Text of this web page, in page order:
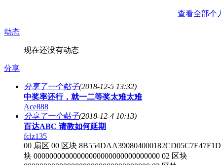
查看全部个
动态
现在还没有动态
分享
分享了一个帖子(2018-12-5 13:32)
中奖率还行，就一二等奖太难太难
Ace888
分享了一个帖子(2018-12-4 10:13)
百达ABC 请教如何延期
fclz135
00 扇区 00 区块
块 00000000000000000000000000000000 02 区块